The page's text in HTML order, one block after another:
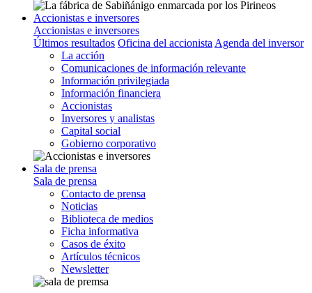
Accionistas e inversores
Accionistas e inversores
Últimos resultados Oficina del accionista Agenda del inversor
La acción
Comunicaciones de información relevante
Información privilegiada
Información financiera
Accionistas
Inversores y analistas
Capital social
Gobierno corporativo
Sala de prensa
Sala de prensa
Contacto de prensa
Noticias
Biblioteca de medios
Ficha informativa
Casos de éxito
Artículos técnicos
Newsletter